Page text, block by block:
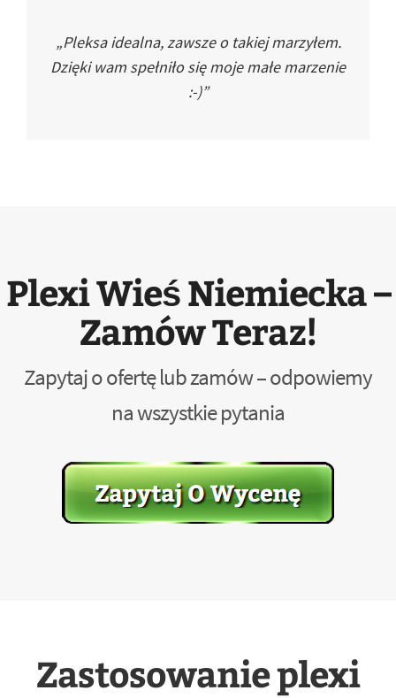
„Pleksa idealna, zawsze o takiej marzyłem.
Dzięki wam spełniło się moje małe marzenie
:-)”
Plexi Wieś Niemiecka –
Zamów Teraz!
Zapytaj o ofertę lub zamów – odpowiemy
na wszystkie pytania
Zastosowanie plexi